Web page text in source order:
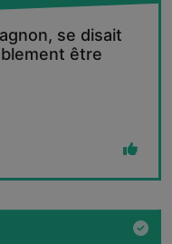
se disait
être